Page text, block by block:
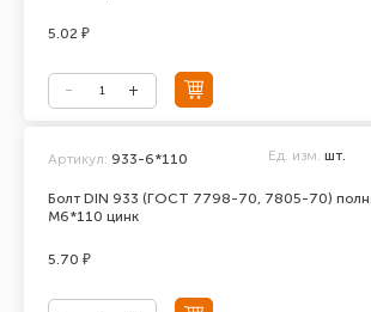
5.02 ₽
Болт DIN 933 (ГОСТ 7798-70, 7805-70)
М6*110 цинк
Артикул: 933-6*110 Ед. изм. шт.
5.70 ₽